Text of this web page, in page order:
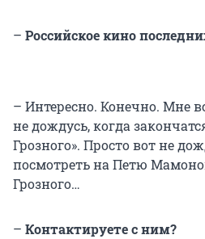
– Российское кино
– Интересно. Конечно. Мне
не дождусь, когда
Грозного». Просто вот не
посмотреть на Петю
Грозного…
– Контактируете с ним?